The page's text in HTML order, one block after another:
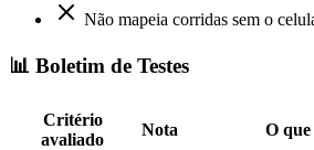
Não mapeia corridas sem o
📊 Boletim de Testes
Critério
avaliado
Nota
O que